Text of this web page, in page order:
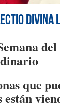
Divina
que
están